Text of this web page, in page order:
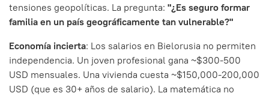
tensiones geopolíticas. La pregunta: "¿Es seguro formar
familia en un país geográficamente tan vulnerable?"
Economía incierta: Los salarios en Bielorusia no permiten
independencia. Un joven profesional gana ~$300-500
USD mensuales. Una vivienda cuesta ~$150,000-200,000
USD (que es 30+ años de salario). La matemática no